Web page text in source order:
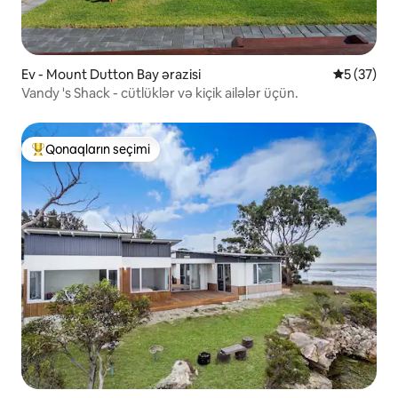
Ev - Mount Dutton Bay ərazisi Ortalama
5 (37)
Vandy 's Shack - cütlüklər və kiçik ailələr üçün.
Populyar "Qonaqların seçimi"
Qonaqların seçimi